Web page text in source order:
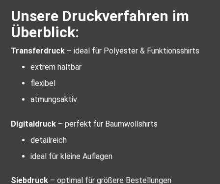
Unsere Druckverfahren im
Überblick:
Transferdruck – ideal für Polyester & Funktionsshirts
extrem haltbar
flexibel
atmungsaktiv
Digitaldruck – perfekt für Baumwollshirts
detailreich
ideal für kleine Auflagen
Siebdruck – optimal für größere Bestellungen